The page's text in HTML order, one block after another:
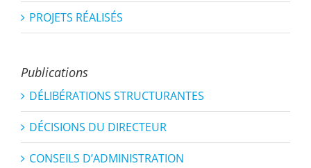
PROJETS RÉALISÉS
Publications
DÉLIBÉRATIONS STRUCTURANTES
DÉCISIONS DU DIRECTEUR
CONSEILS D’ADMINISTRATION